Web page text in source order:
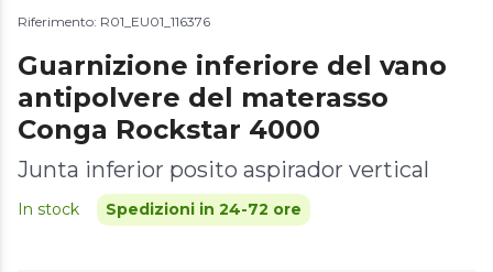
Riferimento: R01_EU01_116376
Guarnizione inferiore del vano
antipolvere del materasso
Conga Rockstar 4000
Junta inferior posito aspirador vertical
In stock Spedizioni in 24-72 ore